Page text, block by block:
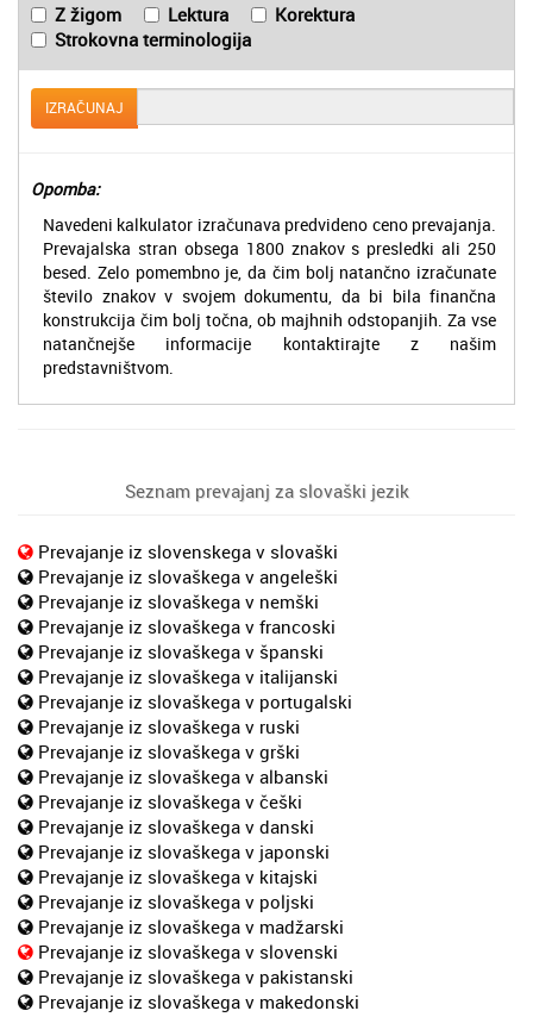
Z žigom Lektura
Korektura
Strokovna terminologija
IZRAČUNAJ
Opomba:
Navedeni kalkulator izračunava predvideno ceno prevajanja.
Prevajalska stran obsega 1800 znakov s presledki ali 250
besed. Zelo pomembno je, da čim bolj natančno izračunate
število znakov v svojem dokumentu, da bi bila finančna
konstrukcija čim bolj točna, ob majhnih odstopanjih. Za vse
natančnejše informacije kontaktirajte z našim
predstavništvom.
Seznam prevajanj za slovaški jezik
Prevajanje iz slovenskega v slovaški
Prevajanje iz slovaškega v angeleški
Prevajanje iz slovaškega v nemški
Prevajanje iz slovaškega v francoski
Prevajanje iz slovaškega v španski
Prevajanje iz slovaškega v italijanski
Prevajanje iz slovaškega v portugalski
Prevajanje iz slovaškega v ruski
Prevajanje iz slovaškega v grški
Prevajanje iz slovaškega v albanski
Prevajanje iz slovaškega v češki
Prevajanje iz slovaškega v danski
Prevajanje iz slovaškega v japonski
Prevajanje iz slovaškega v kitajski
Prevajanje iz slovaškega v poljski
Prevajanje iz slovaškega v madžarski
Prevajanje iz slovaškega v slovenski
Prevajanje iz slovaškega v pakistanski
Prevajanje iz slovaškega v makedonski